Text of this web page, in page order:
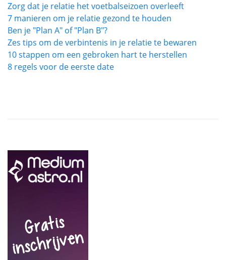
Zorg dat je relatie het voetbalseizoen overleeft
7 manieren om je relatie gezond te houden
Ben je "Plan A" of "Plan B"?
Zes tips om de verbintenis in je relatie te bewaren
10 stappen om een gebroken hart te herstellen
8 regels voor de eerste date